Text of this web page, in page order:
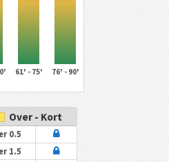
61' - 75' 76' - 90'
Over - Kort
0.5
1.5